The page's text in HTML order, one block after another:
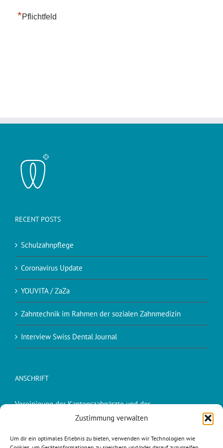
Zustimmung verwalten
Um dir ein optimales Erlebnis zu bieten, verwenden wir Technologien wie
*Pflichtfeld
RECENT POSTS
Schulzahnpflege
Coronavirus Update
YOUVITA / ZaZa
Zahntechnik im Rahmen der sozialen Zahnmedizin
Interview Swiss Dental Journal
ANSCHRIFT
Vereinigung der Kantonszahnärzte und der
Kantonszahnärztinnen der Schweiz (VKZS)
Dr. Peter Suter, Präsident VKZS